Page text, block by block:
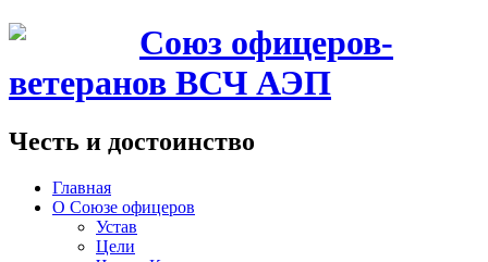
Союз офицеров-
ветеранов ВСЧ АЭП
Честь и достоинство
Главная
О Союзе офицеров
Устав
Цели